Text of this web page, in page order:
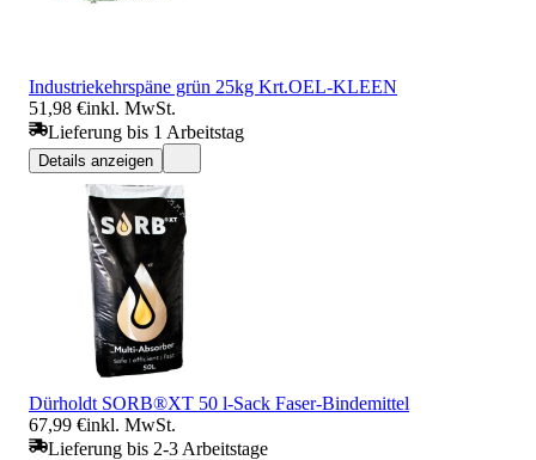
Industriekehrspäne grün 25kg Krt.OEL-KLEEN
51,98 €inkl. MwSt.
Lieferung bis 1 Arbeitstag
Details anzeigen
Dürholdt SORB®XT 50 l-Sack Faser-Bindemittel
67,99 €inkl. MwSt.
Lieferung bis 2-3 Arbeitstage